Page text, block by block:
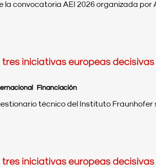
la convocatoria AEI 2026 organizada por
iniciativas europeas
Financiación
técnico del Instituto Fraunhofer
iniciativas europeas